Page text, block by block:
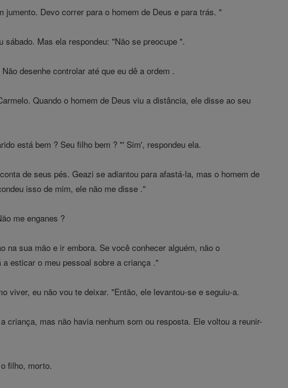
Devo correr para o homem de Deus e para trás. "
Mas ela respondeu: "Não se preocupe ".
desenhe controlar até que eu dê a ordem .
Quando o homem de Deus viu a distância, ele disse ao seu
está bem ? Seu filho bem ? "' Sim', respondeu ela.
de seus pés. Geazi se adiantou para afastá-la, mas o homem de
isso de mim, ele não me disse ."
me enganes ?
sua mão e ir embora. Se você conhecer alguém, não o
esticar o meu pessoal sobre a criança ."
viver, eu não vou te deixar. "Então, ele levantou-se e seguiu-a.
criança, mas não havia nenhum som ou resposta. Ele voltou a reunir-
filho, morto.